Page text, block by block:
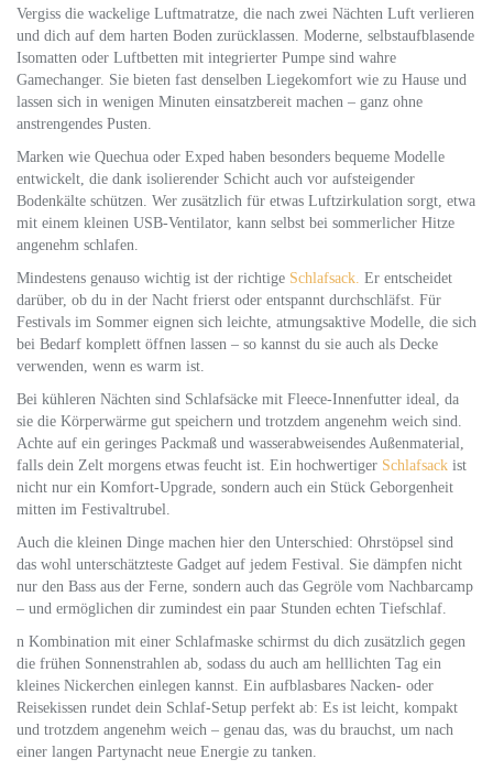
Vergiss die wackelige Luftmatratze, die nach zwei Nächten Luft verlieren
und dich auf dem harten Boden zurücklassen. Moderne, selbstaufblasende
Isomatten oder Luftbetten mit integrierter Pumpe sind wahre
Gamechanger. Sie bieten fast denselben Liegekomfort wie zu Hause und
lassen sich in wenigen Minuten einsatzbereit machen – ganz ohne
anstrengendes Pusten.
Marken wie Quechua oder Exped haben besonders bequeme Modelle
entwickelt, die dank isolierender Schicht auch vor aufsteigender
Bodenkälte schützen. Wer zusätzlich für etwas Luftzirkulation sorgt, etwa
mit einem kleinen USB-Ventilator, kann selbst bei sommerlicher Hitze
angenehm schlafen.
Mindestens genauso wichtig ist der richtige Schlafsack. Er entscheidet
darüber, ob du in der Nacht frierst oder entspannt durchschläfst. Für
Festivals im Sommer eignen sich leichte, atmungsaktive Modelle, die sich
bei Bedarf komplett öffnen lassen – so kannst du sie auch als Decke
verwenden, wenn es warm ist.
Bei kühleren Nächten sind Schlafsäcke mit Fleece-Innenfutter ideal, da
sie die Körperwärme gut speichern und trotzdem angenehm weich sind.
Achte auf ein geringes Packmaß und wasserabweisendes Außenmaterial,
falls dein Zelt morgens etwas feucht ist. Ein hochwertiger Schlafsack ist
nicht nur ein Komfort-Upgrade, sondern auch ein Stück Geborgenheit
mitten im Festivaltrubel.
Auch die kleinen Dinge machen hier den Unterschied: Ohrstöpsel sind
das wohl unterschätzteste Gadget auf jedem Festival. Sie dämpfen nicht
nur den Bass aus der Ferne, sondern auch das Gegröle vom Nachbarcamp
– und ermöglichen dir zumindest ein paar Stunden echten Tiefschlaf.
n Kombination mit einer Schlafmaske schirmst du dich zusätzlich gegen
die frühen Sonnenstrahlen ab, sodass du auch am helllichten Tag ein
kleines Nickerchen einlegen kannst. Ein aufblasbares Nacken- oder
Reisekissen rundet dein Schlaf-Setup perfekt ab: Es ist leicht, kompakt
und trotzdem angenehm weich – genau das, was du brauchst, um nach
einer langen Partynacht neue Energie zu tanken.